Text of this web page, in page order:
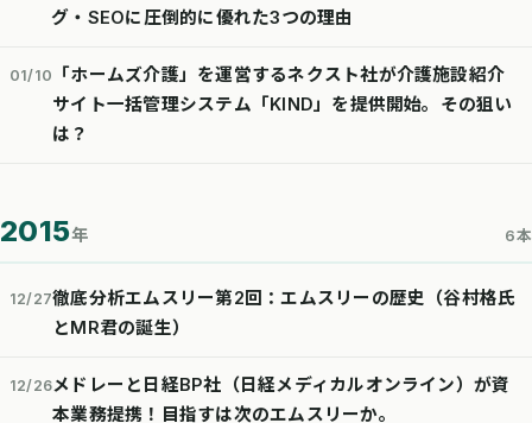
グ・SEOに圧倒的に優れた3つの理由
01/10
「ホームズ介護」を運営するネクスト社が介護施設紹介
サイト一括管理システム「KIND」を提供開始。その狙い
は？
2015年 6本
12/27徹底分析エムスリー第2回：エムスリーの歴史（谷村格氏
とMR君の誕生）
12/26メドレーと日経BP社（日経メディカルオンライン）が資
本業務提携！目指すは次のエムスリーか。